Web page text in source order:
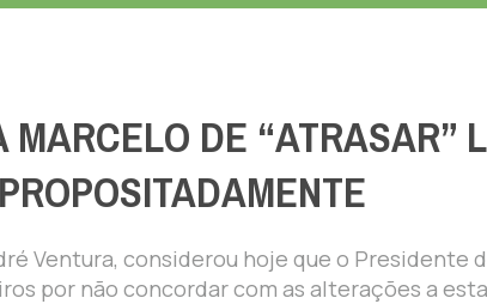
DE “ATRASAR”
Ventura, considerou hoje que o Presidente
por não concordar com as alterações a